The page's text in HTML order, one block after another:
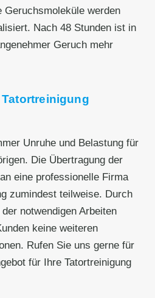
Geruchsmoleküle werden
Nach 48 Stunden ist in
Geruch mehr
Unruhe und Belastung für
Die Übertragung der
eine professionelle Firma
zumindest teilweise. Durch
notwendigen Arbeiten
keine weiteren
Rufen Sie uns gerne für
für Ihre Tatortreinigung